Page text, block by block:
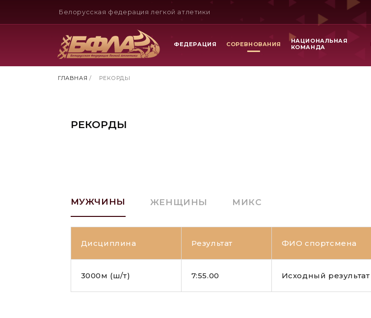
Белорусская федерация легкой атлетики
ФЕДЕРАЦИЯ СОРЕВНОВАНИЯ
НАЦИОНАЛЬНАЯ
КОМАНДА
ГЛАВНАЯ / РЕКОРДЫ
РЕКОРДЫ
МУЖЧИНЫ ЖЕНЩИНЫ МИКС
Дисциплина Результат ФИО спортсмена
3000м (ш/т) 7:55.00 Исходный результат